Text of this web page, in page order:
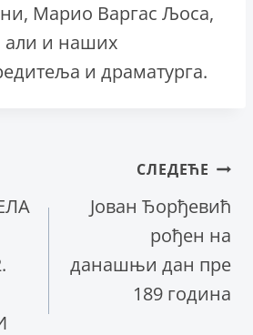
Марио Варгас Љоса,
али и наших
и драматурга.
СЛЕДЕЋЕ
Јован Ђорђевић
рођен на
данашњи дан пре
189 година